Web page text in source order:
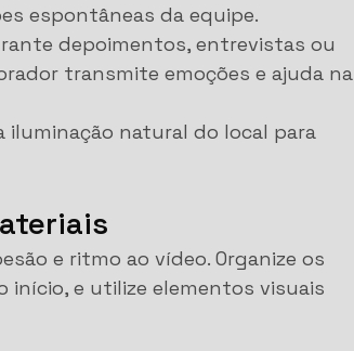
espontâneas da equipe.
depoimentos, entrevistas ou
transmite emoções e ajuda na
iluminação natural do local para
e ritmo ao vídeo. Organize os
início, e utilize elementos visuais